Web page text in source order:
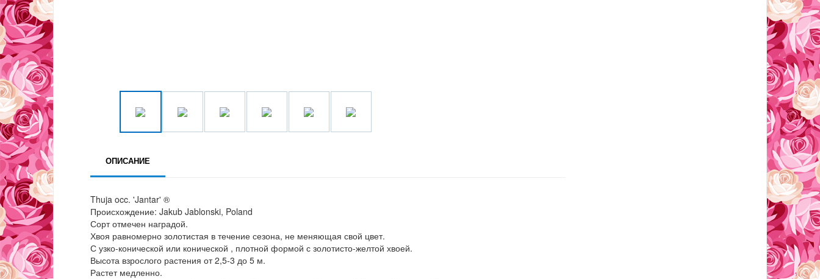
ОПИСАНИЕ
Thuja occ. 'Jantar' ®
Происхождение: Jakub Jablonski, Poland
Сорт отмечен наградой.
Хвоя равномерно золотистая в течение сезона, не меняющая свой цвет.
С узко-конической или конической , плотной формой с золотисто-желтой хвоей.
Высота взрослого растения от 2,5-3 до 5 м.
Растет медленно.